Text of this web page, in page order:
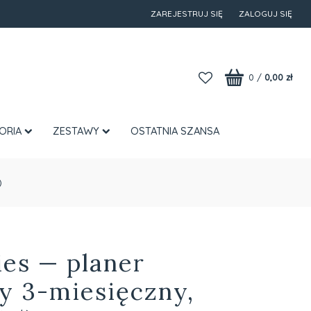
ZAREJESTRUJ SIĘ ZALOGUJ SIĘ
0 / 0,00 zł
ZESTAWY OSTATNIA SZANSA
— planer
3-miesięczny,